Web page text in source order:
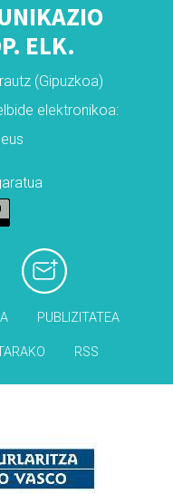
ELK.
(Gipuzkoa)
elektronikoa:
PUBLIZITATEA
RSS